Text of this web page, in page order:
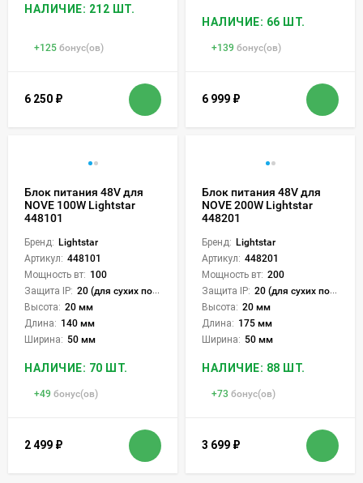
НАЛИЧИЕ: 212 ШТ.
+125 бонус(ов)
6 250 ₽
НАЛИЧИЕ: 66 ШТ.
+139 бонус(ов)
6 999 ₽
Блок питания 48V для
NOVE 100W Lightstar
448101
Бренд: Lightstar
Артикул: 448101
Мощность вт: 100
Защита IP: 20 (для сухих пом.)
Высота: 20 мм
Длина: 140 мм
Ширина: 50 мм
НАЛИЧИЕ: 70 ШТ.
+49 бонус(ов)
2 499 ₽
Блок питания 48V для
NOVE 200W Lightstar
448201
Бренд: Lightstar
Артикул: 448201
Мощность вт: 200
Защита IP: 20 (для сухих пом.)
Высота: 20 мм
Длина: 175 мм
Ширина: 50 мм
НАЛИЧИЕ: 88 ШТ.
+73 бонус(ов)
3 699 ₽